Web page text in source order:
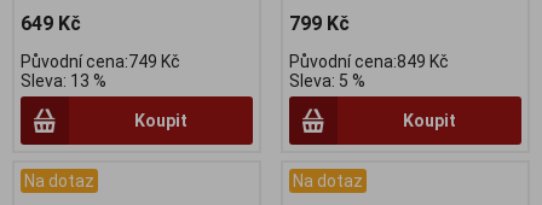
649 Kč
Původní cena:749 Kč
Sleva: 13 %
Koupit
799 Kč
Původní cena:849 Kč
Sleva: 5 %
Koupit
Na dotaz Na dotaz